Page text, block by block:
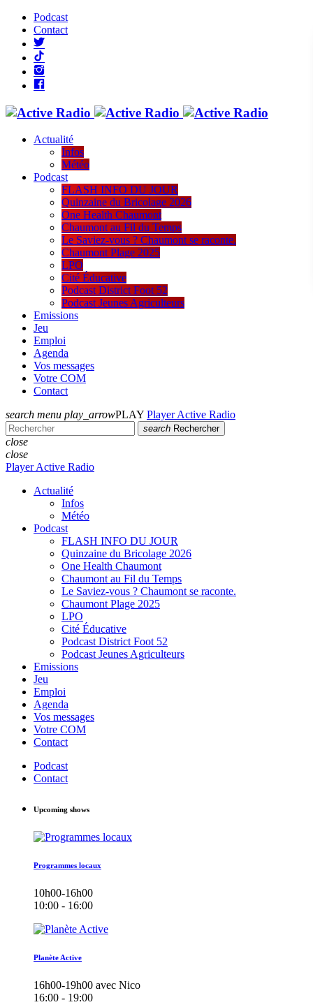
Podcast
Contact
Actualité
Infos
Météo
Podcast
FLASH INFO DU JOUR
Quinzaine du Bricolage 2026
One Health Chaumont
Chaumont au Fil du Temps
Le Saviez-vous ? Chaumont se raconte.
Chaumont Plage 2025
LPO
Cité Éducative
Podcast District Foot 52
Podcast Jeunes Agriculteurs
Emissions
Jeu
Emploi
Agenda
Vos messages
Votre COM
Contact
search menu play_arrowPLAY Player Active Radio
search Rechercher
close
close
Player Active Radio
Actualité
Infos
Météo
Podcast
FLASH INFO DU JOUR
Quinzaine du Bricolage 2026
One Health Chaumont
Chaumont au Fil du Temps
Le Saviez-vous ? Chaumont se raconte.
Chaumont Plage 2025
LPO
Cité Éducative
Podcast District Foot 52
Podcast Jeunes Agriculteurs
Emissions
Jeu
Emploi
Agenda
Vos messages
Votre COM
Contact
Podcast
Contact
Upcoming shows
Programmes locaux
10h00-16h00
10:00 - 16:00
Planète Active
16h00-19h00 avec Nico
16:00 - 19:00